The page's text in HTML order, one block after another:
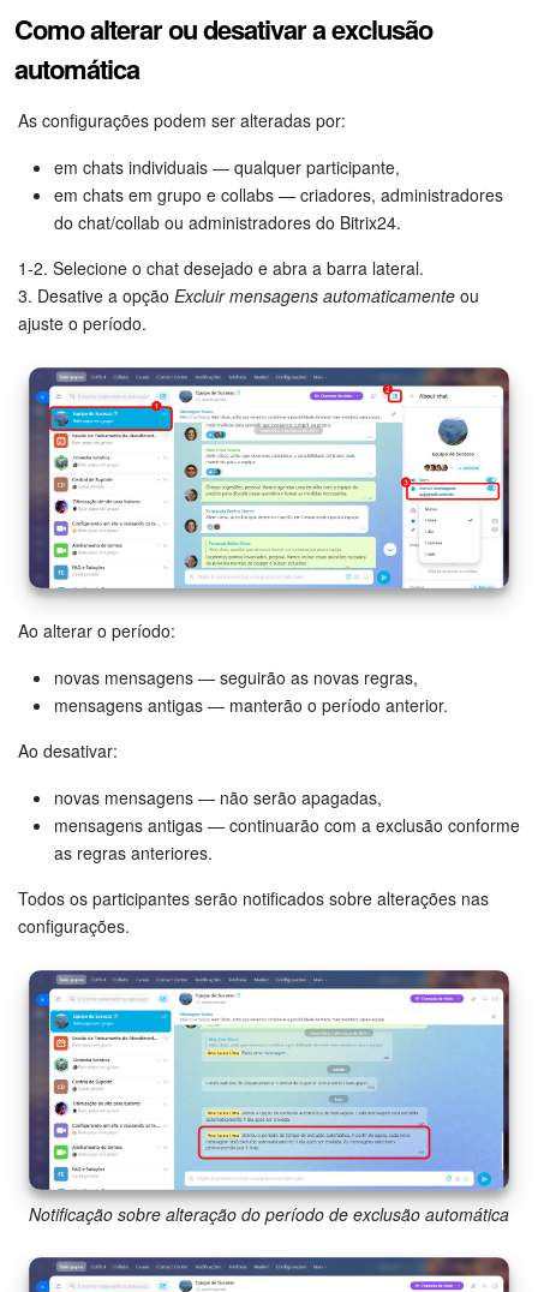
Como alterar ou desativar a exclusão
automática
As configurações podem ser alteradas por:
em chats individuais — qualquer participante,
em chats em grupo e collabs — criadores, administradores
do chat/collab ou administradores do Bitrix24.
1-2. Selecione o chat desejado e abra a barra lateral.
3. Desative a opção Excluir mensagens automaticamente ou
ajuste o período.
Ao alterar o período:
novas mensagens — seguirão as novas regras,
mensagens antigas — manterão o período anterior.
Ao desativar:
novas mensagens — não serão apagadas,
mensagens antigas — continuarão com a exclusão conforme
as regras anteriores.
Todos os participantes serão notificados sobre alterações nas
configurações.
Notificação sobre alteração do período de exclusão automática